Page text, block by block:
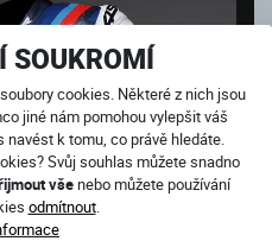
SOUKROMÍ
cookies. Některé z nich jsou
jiné nám pomohou vylepšit váš
k tomu, co právě hledáte.
Svůj souhlas můžete snadno
všenebo můžete používání
odmítnout.